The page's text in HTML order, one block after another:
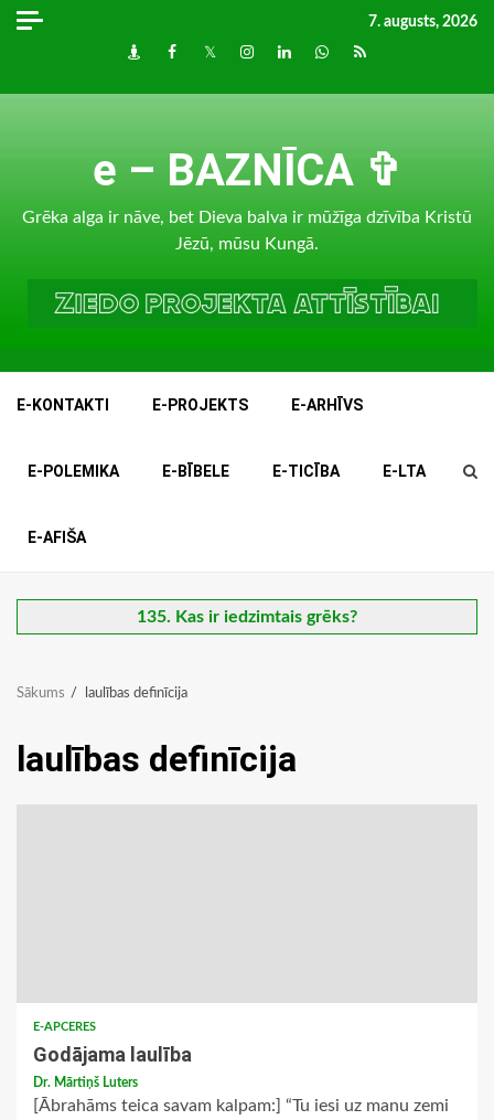
Skip
7. augusts, 2026
DraugiemFacebook
TwitterInstagram
LinkedInwhatsapp
RSS
e – BAZNĪCA ✞
Grēka alga ir nāve, bet Dieva balva ir mūžīga dzīvība Kristū
Jēzū, mūsu Kungā.
E-KONTAKTI E-PROJEKTS E-ARHĪVS
E-POLEMIKA E-BĪBELE E-TICĪBA E-LTA
E-AFIŠA
135. Kas ir iedzimtais grēks?
Sākums laulības definīcija
laulības definīcija
E-APCERES
Godājama laulība
Dr. Mārtiņš Luters
[Ābrahāms teica savam kalpam:] “Tu iesi uz manu zemi